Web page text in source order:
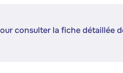
consulter la fiche détaillée